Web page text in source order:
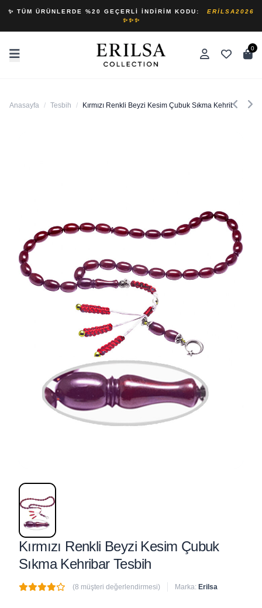
✨ TÜM ÜRÜNLERDE %20 GEÇERLI İNDIRIM KODU:
ERILSA2026
✨✨✨
0
Anasayfa / Tesbih / Kırmızı Renkli Beyzi Kesim Çubuk Sıkma Kehribar
Kırmızı Renkli Beyzi Kesim Çubuk
Sıkma Kehribar Tesbih
(8 müşteri değerlendirmesi) Marka: Erilsa